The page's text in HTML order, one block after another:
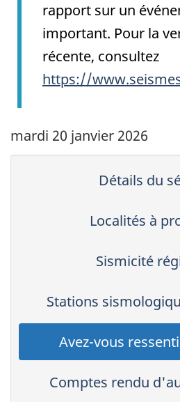
rapport sur un
important. Pour la
récente, consultez
https://
mardi 20 janvier 2026
Détails du
Localités à
Sismicité
Stations
Avez-vous
Comptes rendu